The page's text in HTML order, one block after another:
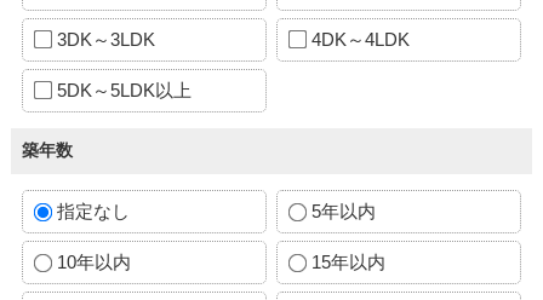
3DK～3LDK 4DK～4LDK
5DK～5LDK以上
築年数
指定なし 5年以内
10年以内 15年以内